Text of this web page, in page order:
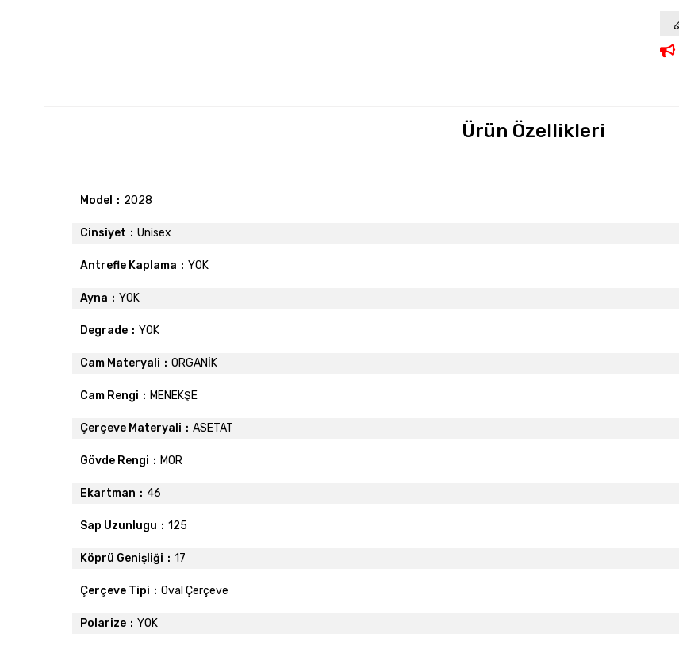
Ürün Özellikleri
Model 2028
Cinsiyet Unisex
Antrefle Kaplama YOK
Ayna YOK
Degrade YOK
Cam Materyali ORGANİK
Cam Rengi MENEKŞE
Çerçeve Materyali ASETAT
Gövde Rengi MOR
Ekartman 46
Sap Uzunlugu 125
Köprü Genişliği 17
Çerçeve Tipi Oval Çerçeve
Polarize YOK